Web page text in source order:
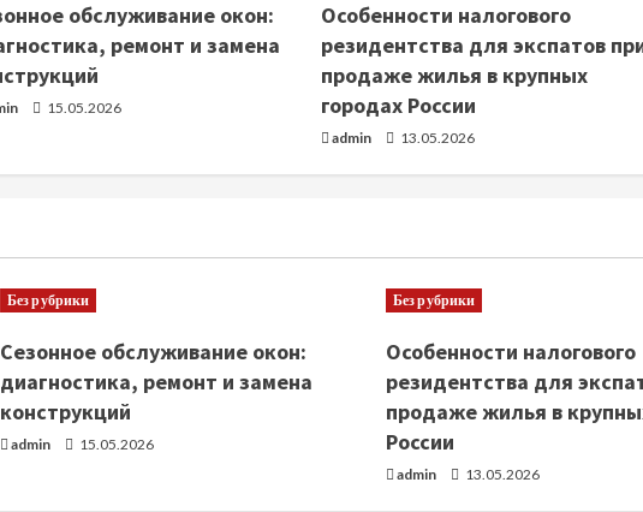
обслуживание окон:
ремонт и замена
15.05.2026
Особенности налогового
резидентства для экспатов
продаже жилья в крупных
городах России
admin 13.05.2026
Без рубрики
Сезонное обслуживание окон:
диагностика, ремонт и замена
конструкций
admin 15.05.2026
Без рубрики
Особенности налогового
резидентства для
продаже жилья в
России
admin 13.05.2026